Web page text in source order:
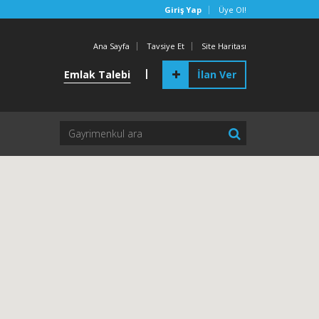
Giriş Yap Üye Ol!
Ana Sayfa Tavsiye Et Site Haritası
Emlak Talebi | İlan Ver